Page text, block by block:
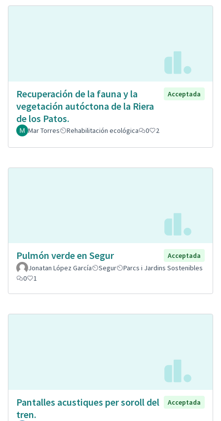
Recuperación de la fauna y la
vegetación autóctona de la Riera
de los Patos.
Acceptada
Mar Torres Rehabilitación ecológica 0 2
Pulmón verde en Segur
Acceptada
Jonatan López García
Segur
Parcs i Jardins Sostenibles
0
1
Pantalles acustiques per soroll del
tren.
Acceptada